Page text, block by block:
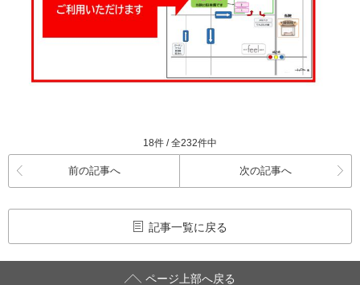
18件 / 全232件中
前の記事へ 次の記事へ
記事一覧に戻る
ページ上部へ戻る